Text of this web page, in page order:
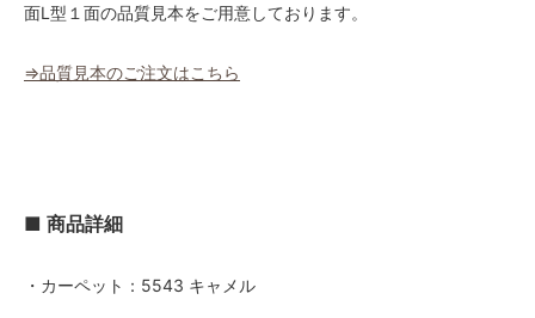
面L型１面の品質見本をご用意しております。
⇒品質見本のご注文はこちら
■ 商品詳細
・カーペット：5543 キャメル